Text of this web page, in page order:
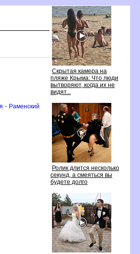
Скрытая камера на
пляже Крыма: Что люди
ытворяют, когда их не
идят...
Ролик длится несколько
секунд, а смеяться вы
удете долго
- Раменский